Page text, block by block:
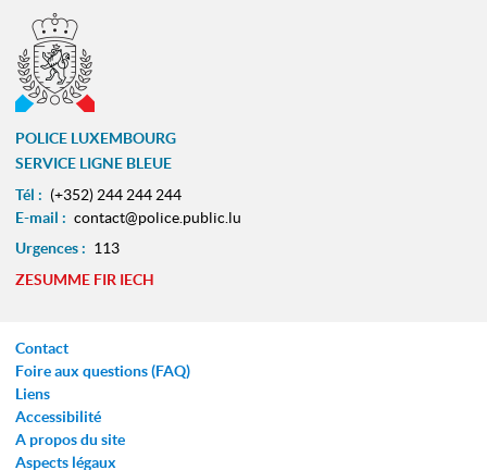
POLICE LUXEMBOURG
SERVICE LIGNE BLEUE
Tél : (+352) 244 244 244
E-mail : contact@police.public.lu
Urgences : 113
ZESUMME FIR IECH
Contact
Foire aux questions (FAQ)
Liens
Accessibilité
A propos du site
Aspects légaux